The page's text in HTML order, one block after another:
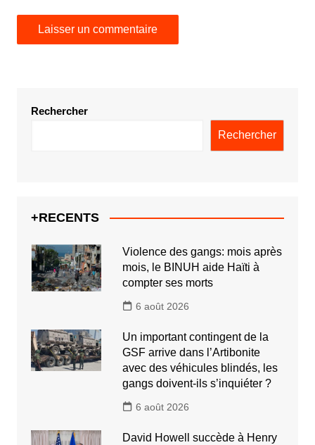
Rechercher
Rechercher
+RECENTS
Violence des gangs: mois après
mois, le BINUH aide Haïti à
compter ses morts
6 août 2026
Un important contingent de la
GSF arrive dans l’Artibonite
avec des véhicules blindés, les
gangs doivent-ils s’inquiéter ?
6 août 2026
David Howell succède à Henry